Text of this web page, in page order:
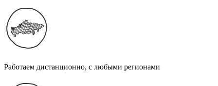
Работаем дистанционно, с любыми регионами